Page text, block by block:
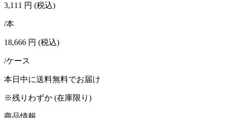
3,111 円 (税込)
/本
18,666 円 (税込)
/ケース
本日中に送料無料でお届け
※残りわずか (在庫限り)
商品情報